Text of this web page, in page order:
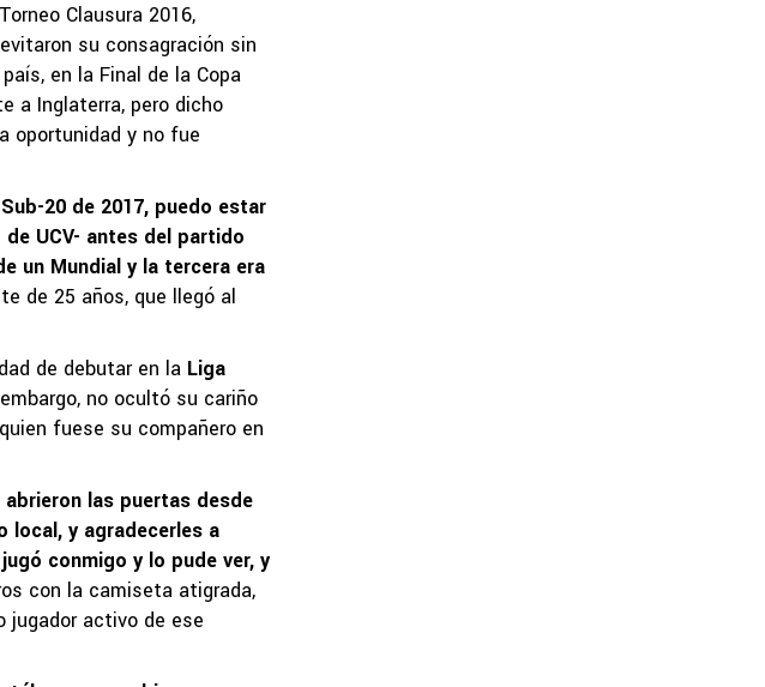
Clausura 2016,
su consagración sin
en la Final de la Copa
a Inglaterra, pero dicho
oportunidad y no fue
20 de 2017, puedo estar
UCV- antes del partido
un Mundial y la tercera era
de 25 años, que llegó al
de debutar en la Liga
no ocultó su cariño
fuese su compañero en
las puertas desde
local, y agradecerles a
conmigo y lo pude ver, y
con la camiseta atigrada,
jugador activo de ese